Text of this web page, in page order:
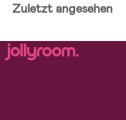
Zuletzt angesehen